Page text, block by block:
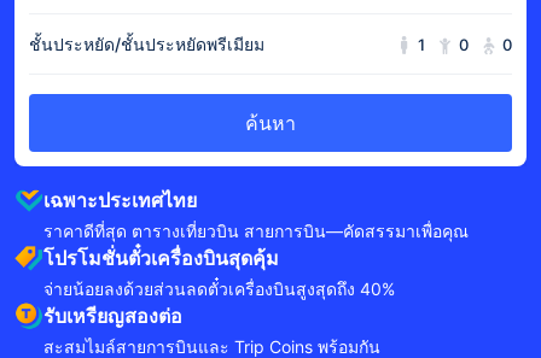
ชั้นประหยัด/ชั้นประหยัดพรีเมียม 1 0 0
ค้นหา
เฉพาะประเทศไทย
ราคาดีที่สุด ตารางเที่ยวบิน สายการบิน—คัดสรรมาเพื่อคุณ
โปรโมชั่นตั๋วเครื่องบินสุดคุ้ม
จ่ายน้อยลงด้วยส่วนลดตั๋วเครื่องบินสูงสุดถึง 40%
รับเหรียญสองต่อ
สะสมไมล์สายการบินและ Trip Coins พร้อมกัน